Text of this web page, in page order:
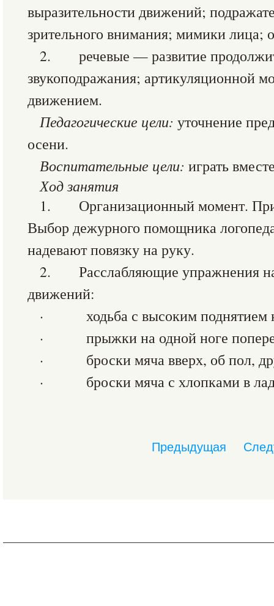
выразительности движений;
зрительного внимания; мимики лица;
2. речевые — развитие
звукоподражания; артикуляционной
движением.
Педагогические цели: уточнение
осени.
Воспитательные цели: играть
Ход занятия
1. Организационный момент.
Выбор дежурного помощника
надевают повязку на руку.
2. Расслабляющие упражнения
движений:
· ходьба с высоким поднятием
· прыжки на одной ноге
· броски мяча вверх, об пол,
· броски мяча с хлопками в
Предыдущая